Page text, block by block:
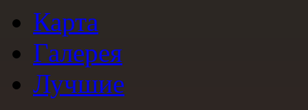
Карта
Галерея
Лучшие